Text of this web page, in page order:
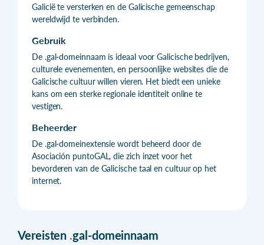
Galicië te versterken en de Galicische gemeenschap
wereldwijd te verbinden.
Gebruik
De .gal-domeinnaam is ideaal voor Galicische bedrijven,
culturele evenementen, en persoonlijke websites die de
Galicische cultuur willen vieren. Het biedt een unieke
kans om een sterke regionale identiteit online te
vestigen.
Beheerder
De .gal-domeinextensie wordt beheerd door de
Asociación puntoGAL, die zich inzet voor het
bevorderen van de Galicische taal en cultuur op het
internet.
Vereisten .gal-domeinnaam